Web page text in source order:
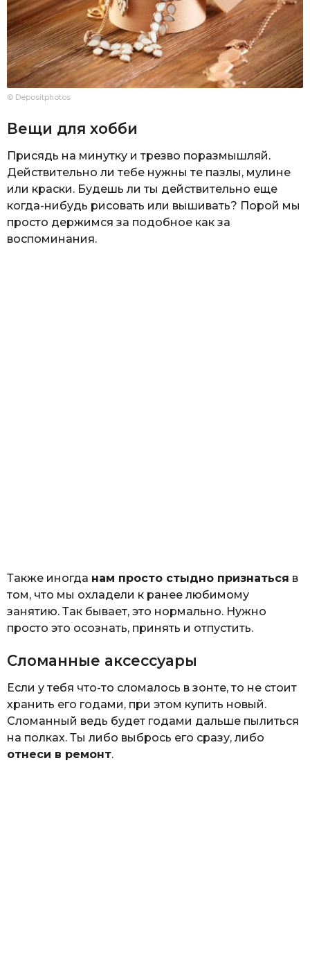
© Depositphotos
Вещи для хобби
Присядь на минутку и трезво поразмышляй.
Действительно ли тебе нужны те пазлы, мулине
или краски. Будешь ли ты действительно еще
когда-нибудь рисовать или вышивать? Порой мы
просто держимся за подобное как за
воспоминания.
Также иногда нам просто стыдно признаться в
том, что мы охладели к ранее любимому
занятию. Так бывает, это нормально. Нужно
просто это осознать, принять и отпустить.
Сломанные аксессуары
Если у тебя что-то сломалось в зонте, то не стоит
хранить его годами, при этом купить новый.
Сломанный ведь будет годами дальше пылиться
на полках. Ты либо выбрось его сразу, либо
отнеси в ремонт.